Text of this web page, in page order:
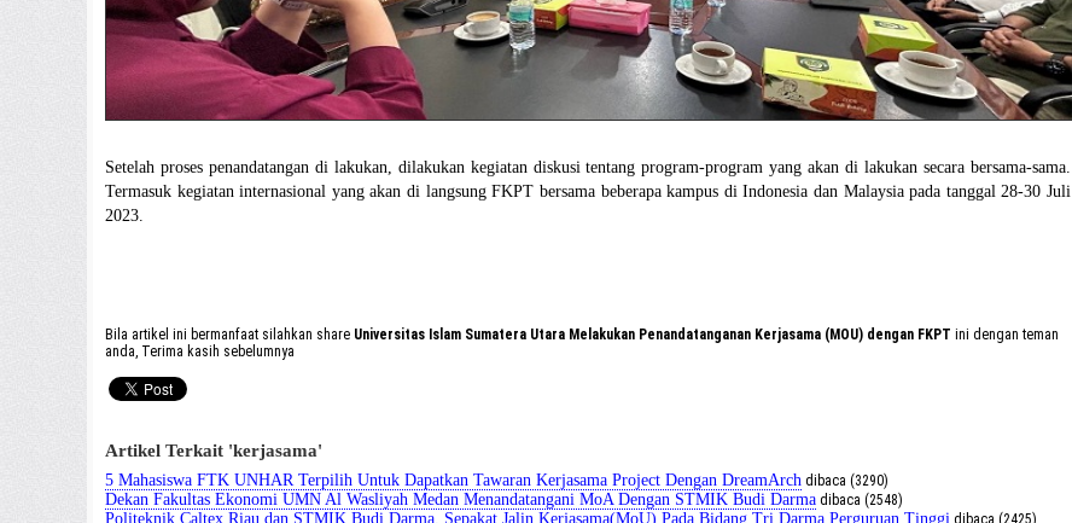
Setelah proses penandatangan di lakukan, dilakukan kegiatan diskusi tentang program-program yang akan di lakukan secara bersama-sama.
Termasuk kegiatan internasional yang akan di langsung FKPT bersama beberapa kampus di Indonesia dan Malaysia pada tanggal 28-30 Juli
2023.
Bila artikel ini bermanfaat silahkan share Universitas Islam Sumatera Utara Melakukan Penandatanganan Kerjasama (MOU) dengan FKPT ini dengan teman
anda, Terima kasih sebelumnya
Artikel Terkait 'kerjasama'
5 Mahasiswa FTK UNHAR Terpilih Untuk Dapatkan Tawaran Kerjasama Project Dengan DreamArch dibaca (3290)
Dekan Fakultas Ekonomi UMN Al Wasliyah Medan Menandatangani MoA Dengan STMIK Budi Darma dibaca (2548)
Politeknik Caltex Riau dan STMIK Budi Darma, Sepakat Jalin Kerjasama(MoU) Pada Bidang Tri Darma Perguruan Tinggi dibaca (2425)